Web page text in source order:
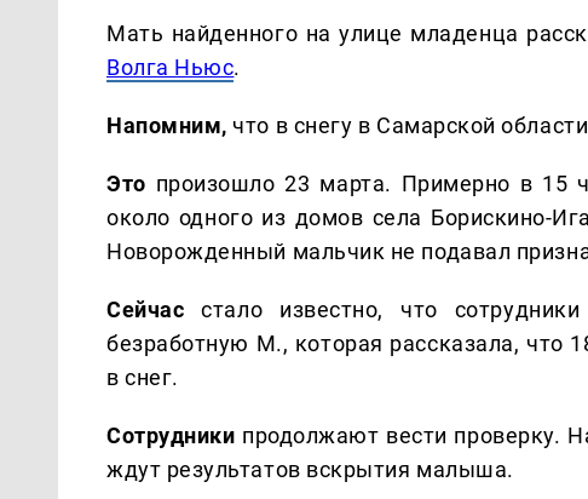
Мать найденного на улице младенца
Волга Ньюс.
Напомним,что в снегу в Самарской области
Это произошло 23 марта. Примерно в
около одного из домов села Борискино-
Новорожденный мальчик не подавал
Сейчасстало известно, что
безработную М., которая рассказала, что
в снег.
Сотрудники продолжают вести проверку.
ждут результатов вскрытия малыша.